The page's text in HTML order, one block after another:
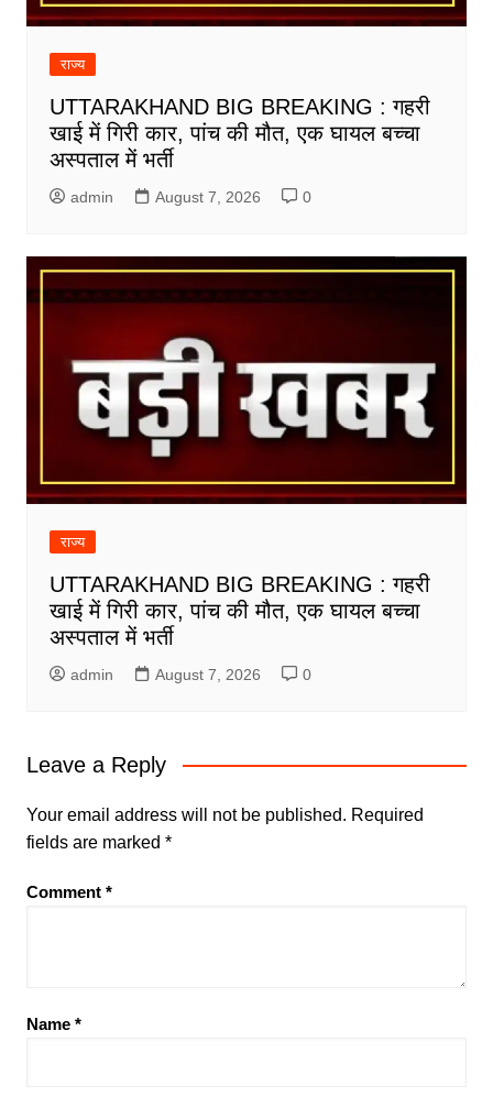
राज्य
UTTARAKHAND BIG BREAKING : गहरी
खाई में गिरी कार, पांच की मौत, एक घायल बच्चा
अस्पताल में भर्ती
admin August 7, 2026 0
राज्य
UTTARAKHAND BIG BREAKING : गहरी
खाई में गिरी कार, पांच की मौत, एक घायल बच्चा
अस्पताल में भर्ती
admin August 7, 2026 0
Leave a Reply
Your email address will not be published. Required
fields are marked *
Comment *
Name *